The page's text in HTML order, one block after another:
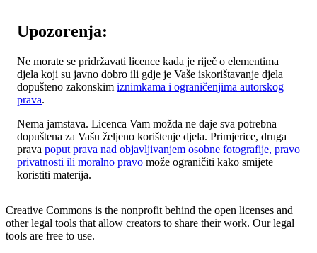
Upozorenja:
Ne morate se pridržavati licence kada je riječ o elementima
djela koji su javno dobro ili gdje je Vaše iskorištavanje djela
dopušteno zakonskim iznimkama i ograničenjima autorskog
prava.
Nema jamstava. Licenca Vam možda ne daje sva potrebna
dopuštena za Vašu željeno korištenje djela. Primjerice, druga
prava poput prava nad objavljivanjem osobne fotografije, pravo
privatnosti ili moralno pravo može ograničiti kako smijete
koristiti materija.
Creative Commons is the nonprofit behind the open licenses and
other legal tools that allow creators to share their work. Our legal
tools are free to use.